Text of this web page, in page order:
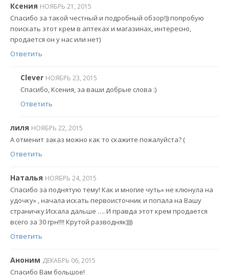
Ксения НОЯБРЬ 21, 2015
Спасибо за такой честный и подробный обзор!)) попробую
поискать этот крем в аптеках и магазинах, интересно,
продается он у нас или нет)
Ответить
Clever НОЯБРЬ 23, 2015
Спасибо, Ксения, за ваши добрые слова :)
Ответить
лиля НОЯБРЬ 22, 2015
А отменит заказ можно как то скажите пожалуйста? (
Ответить
Наталья НОЯБРЬ 24, 2015
Спасибо за поднятую тему! Как и многие чуть» не клюнула на
удочку» , начала искать первоисточник и попала на Вашу
страничку.Искала дальше …. И правда этот крем продается
всего за 30 грн!!!! Крутой разводняк))))
Ответить
Аноним ДЕКАБРЬ 06, 2015
Спасибо Вам большое!